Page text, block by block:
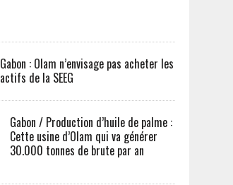
Gabon : Olam n’envisage pas acheter les
actifs de la SEEG
Gabon / Production d’huile de palme :
Cette usine d’Olam qui va générer
30.000 tonnes de brute par an